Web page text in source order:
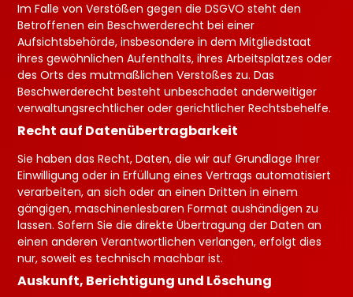
Im Falle von Verstößen gegen die DSGVO steht den
Betroffenen ein Beschwerderecht bei einer
Aufsichtsbehörde, insbesondere in dem Mitgliedstaat
ihres gewöhnlichen Aufenthalts, ihres Arbeitsplatzes oder
des Orts des mutmaßlichen Verstoßes zu. Das
Beschwerderecht besteht unbeschadet anderweitiger
verwaltungsrechtlicher oder gerichtlicher Rechtsbehelfe.
Recht auf Daten­übertrag­barkeit
Sie haben das Recht, Daten, die wir auf Grundlage Ihrer
Einwilligung oder in Erfüllung eines Vertrags automatisiert
verarbeiten, an sich oder an einen Dritten in einem
gängigen, maschinenlesbaren Format aushändigen zu
lassen. Sofern Sie die direkte Übertragung der Daten an
einen anderen Verantwortlichen verlangen, erfolgt dies
nur, soweit es technisch machbar ist.
Auskunft, Berichtigung und Löschung